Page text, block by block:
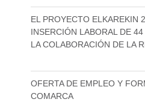
EL PROYECTO ELKAREKIN
INSERCIÓN LABORAL DE
LA COLABORACIÓN DE LA
OFERTA DE EMPLEO Y
COMARCA